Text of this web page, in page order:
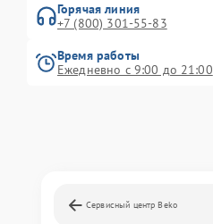
Горячая линия
+7 (800) 301-55-83
Время работы
Ежедневно с 9:00 до 21:00
Сервисный центр Beko